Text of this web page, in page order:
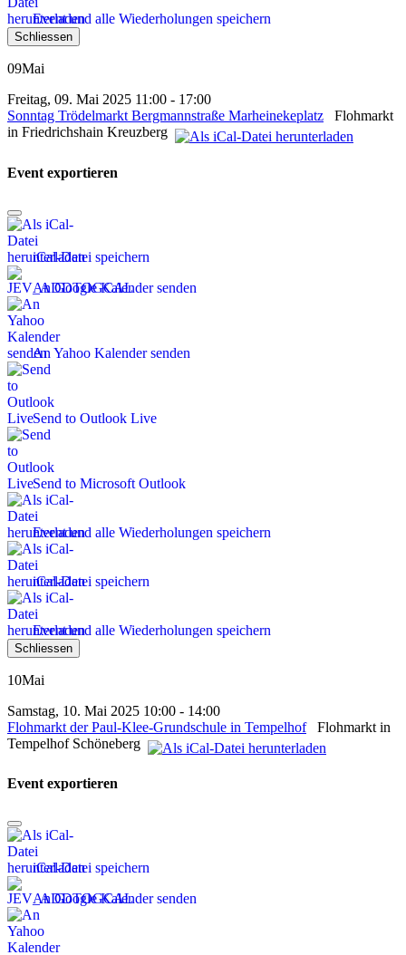
Event und alle Wiederholungen speichern
Schliessen
09Mai
Freitag, 09. Mai 2025 11:00 - 17:00
Sonntag Trödelmarkt Bergmannstraße Marheinekeplatz Flohmarkt
in Friedrichshain Kreuzberg
Event exportieren
iCal-Datei speichern
An Google Kalender senden
An Yahoo Kalender senden
Send to Outlook Live
Send to Microsoft Outlook
Event und alle Wiederholungen speichern
iCal-Datei speichern
Event und alle Wiederholungen speichern
Schliessen
10Mai
Samstag, 10. Mai 2025 10:00 - 14:00
Flohmarkt der Paul-Klee-Grundschule in TempelhofFlohmarkt in
Tempelhof Schöneberg
Event exportieren
iCal-Datei speichern
An Google Kalender senden